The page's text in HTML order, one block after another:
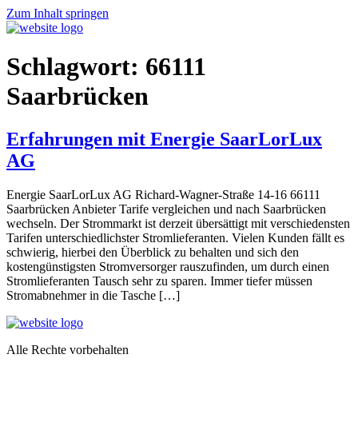
Zum Inhalt springen
Schlagwort: 66111
Saarbrücken
Erfahrungen mit Energie SaarLorLux
AG
Energie SaarLorLux AG Richard-Wagner-Straße 14-16 66111
Saarbrücken Anbieter Tarife vergleichen und nach Saarbrücken
wechseln. Der Strommarkt ist derzeit übersättigt mit verschiedensten
Tarifen unterschiedlichster Stromlieferanten. Vielen Kunden fällt es
schwierig, hierbei den Überblick zu behalten und sich den
kostengünstigsten Stromversorger rauszufinden, um durch einen
Stromlieferanten Tausch sehr zu sparen. Immer tiefer müssen
Stromabnehmer in die Tasche […]
Alle Rechte vorbehalten